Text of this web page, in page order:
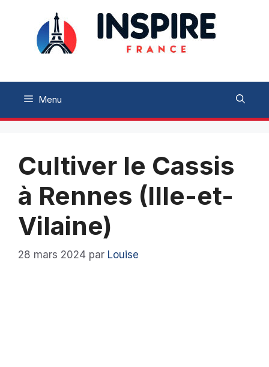
contenu
Menu
Cultiver le Cassis
à Rennes (Ille-et-
Vilaine)
28 mars 2024 par Louise